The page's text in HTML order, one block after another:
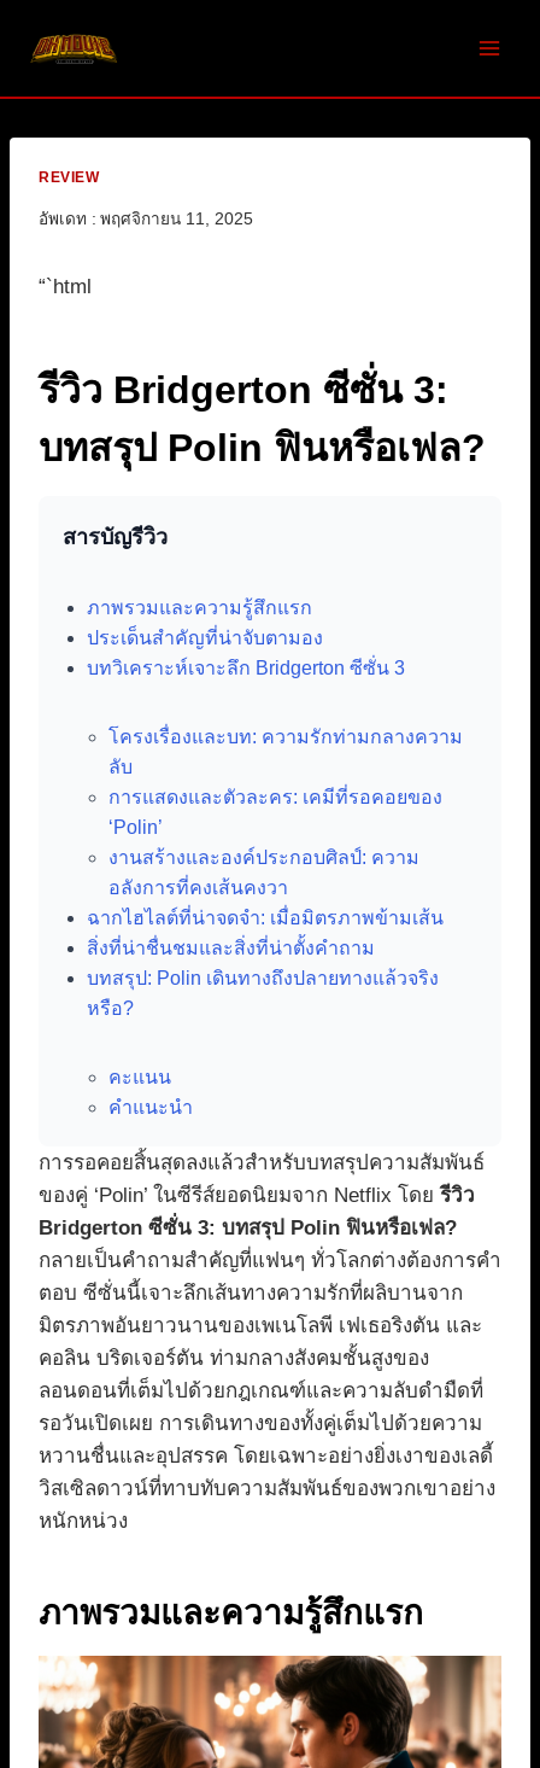
REVIEW
อัพเดท : พฤศจิกายน 11, 2025
“`html
รีวิว Bridgerton ซีซั่น 3:
บทสรุป Polin ฟินหรือเฟล?
สารบัญรีวิว
ภาพรวมและความรู้สึกแรก
ประเด็นสำคัญที่น่าจับตามอง
บทวิเคราะห์เจาะลึก Bridgerton ซีซั่น 3
โครงเรื่องและบท: ความรักท่ามกลางความ
ลับ
การแสดงและตัวละคร: เคมีที่รอคอยของ
‘Polin’
งานสร้างและองค์ประกอบศิลป์: ความ
อลังการที่คงเส้นคงวา
ฉากไฮไลต์ที่น่าจดจำ: เมื่อมิตรภาพข้ามเส้น
สิ่งที่น่าชื่นชมและสิ่งที่น่าตั้งคำถาม
บทสรุป: Polin เดินทางถึงปลายทางแล้วจริง
หรือ?
คะแนน
คำแนะนำ
การรอคอยสิ้นสุดลงแล้วสำหรับบทสรุปความสัมพันธ์
ของคู่ ‘Polin’ ในซีรีส์ยอดนิยมจาก Netflix โดยรีวิว
Bridgerton ซีซั่น 3: บทสรุป Polin ฟินหรือเฟล?
กลายเป็นคำถามสำคัญที่แฟนๆ ทั่วโลกต่างต้องการคำ
ตอบ ซีซั่นนี้เจาะลึกเส้นทางความรักที่ผลิบานจาก
มิตรภาพอันยาวนานของเพเนโลพี เฟเธอริงตัน และ
คอลิน บริดเจอร์ตัน ท่ามกลางสังคมชั้นสูงของ
ลอนดอนที่เต็มไปด้วยกฎเกณฑ์และความลับดำมืดที่
รอวันเปิดเผย การเดินทางของทั้งคู่เต็มไปด้วยความ
หวานชื่นและอุปสรรค โดยเฉพาะอย่างยิ่งเงาของเลดี้
วิสเซิลดาวน์ที่ทาบทับความสัมพันธ์ของพวกเขาอย่าง
หนักหน่วง
ภาพรวมและความรู้สึกแรก